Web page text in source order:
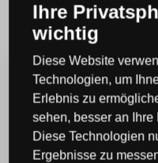
Meistens
Ihre
wichtig
Diese Website
Technologien, um
Erlebnis zu
sehen, besser an
Diese Technologien
Ergebnisse zu